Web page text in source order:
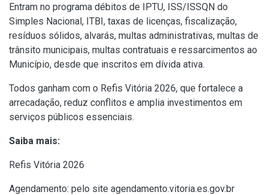
Entram no programa débitos de IPTU, ISS/ISSQN do
Simples Nacional, ITBI, taxas de licenças, fiscalização,
resíduos sólidos, alvarás, multas administrativas, multas de
trânsito municipais, multas contratuais e ressarcimentos ao
Município, desde que inscritos em dívida ativa.
Todos ganham com o Refis Vitória 2026, que fortalece a
arrecadação, reduz conflitos e amplia investimentos em
serviços públicos essenciais.
Saiba mais:
Refis Vitória 2026
Agendamento: pelo site agendamento.vitoria.es.gov.br